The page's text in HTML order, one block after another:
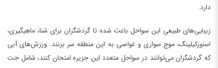
دارد.
زیبایی‌های طبیعی این سواحل باعث شده تا گردشگران برای شنا، ماهیگیری،
اسنورکیلینگ، موج سواری و غواصی به این منطقه سر بزنند. ورزش‌های آبی
که گردشگران می‌توانند در سواحل متعدد این جزیره امتحان کنند، شامل جت